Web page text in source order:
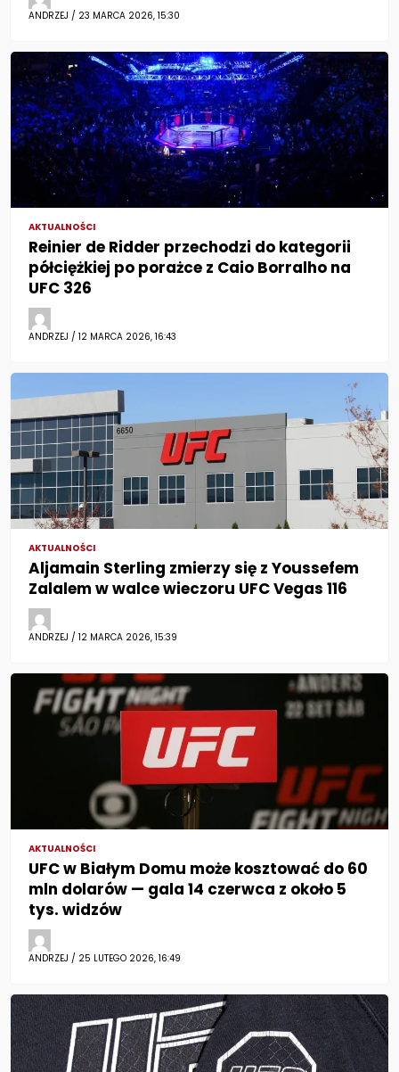
ANDRZEJ / 23 MARCA 2026, 15:30
AKTUALNOŚCI
Reinier de Ridder przechodzi do kategorii
półciężkiej po porażce z Caio Borralho na
UFC 326
ANDRZEJ / 12 MARCA 2026, 16:43
AKTUALNOŚCI
Aljamain Sterling zmierzy się z Youssefem
Zalalem w walce wieczoru UFC Vegas 116
ANDRZEJ / 12 MARCA 2026, 15:39
AKTUALNOŚCI
UFC w Białym Domu może kosztować do 60
mln dolarów — gala 14 czerwca z około 5
tys. widzów
ANDRZEJ / 25 LUTEGO 2026, 16:49